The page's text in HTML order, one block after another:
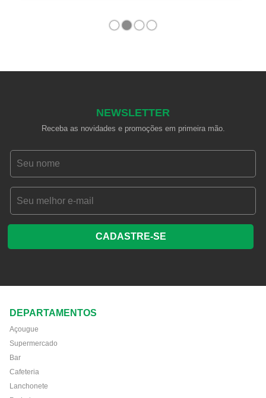
1 2 3 4
NEWSLETTER
Receba as novidades e promoções em primeira mão.
CADASTRE-SE
DEPARTAMENTOS
Açougue
Supermercado
Bar
Cafeteria
Lanchonete